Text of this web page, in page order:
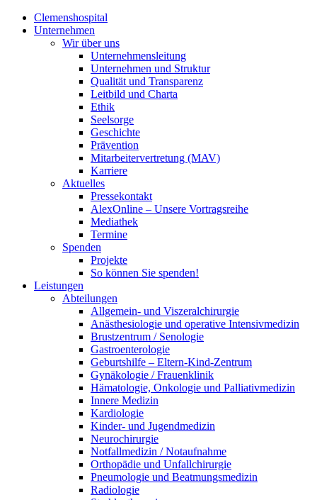
Clemenshospital
Unternehmen
Wir über uns
Unternehmensleitung
Unternehmen und Struktur
Qualität und Transparenz
Leitbild und Charta
Ethik
Seelsorge
Geschichte
Prävention
Mitarbeitervertretung (MAV)
Karriere
Aktuelles
Pressekontakt
AlexOnline – Unsere Vortragsreihe
Mediathek
Termine
Spenden
Projekte
So können Sie spenden!
Leistungen
Abteilungen
Allgemein- und Viszeralchirurgie
Anästhesiologie und operative Intensivmedizin
Brustzentrum / Senologie
Gastroenterologie
Geburtshilfe – Eltern-Kind-Zentrum
Gynäkologie / Frauenklinik
Hämatologie, Onkologie und Palliativmedizin
Innere Medizin
Kardiologie
Kinder- und Jugendmedizin
Neurochirurgie
Notfallmedizin / Notaufnahme
Orthopädie und Unfallchirurgie
Pneumologie und Beatmungsmedizin
Radiologie